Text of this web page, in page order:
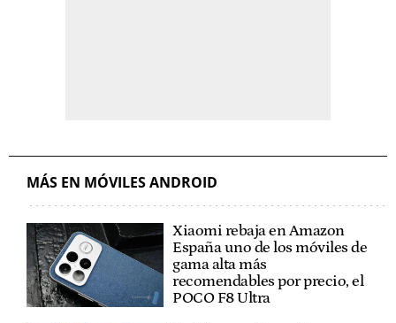
MÁS EN MÓVILES ANDROID
Xiaomi rebaja en Amazon
España uno de los móviles de
gama alta más
recomendables por precio, el
POCO F8 Ultra